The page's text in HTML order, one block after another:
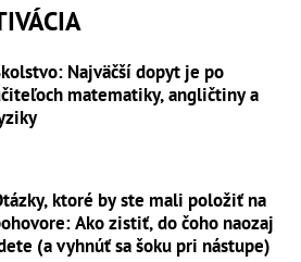
Najväčší dopyt je po
matematiky, angličtiny a
ktoré by ste mali položiť na
Ako zistiť, do čoho naozaj
(a vyhnúť sa šoku pri nástupe)